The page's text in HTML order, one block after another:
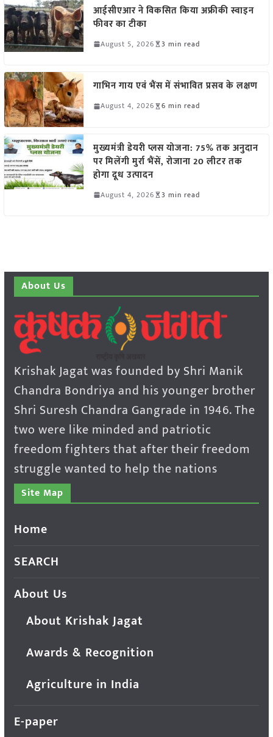
आईसीएआर ने विकसित किया अफ्रीकी स्वाइन
फीवर का टीका
August 5, 2026 3 min read
गाभिन गाय एवं भैंस में संभावित प्रसव के लक्षण
August 4, 2026 6 min read
मुख्यमंत्री डेयरी प्लस योजना: 75% तक अनुदान
पर मिलेंगी मुर्रा भैंसें, रोजाना 20 लीटर तक
होगा दूध उत्पादन
August 4, 2026 3 min read
About Us
Krishak Jagat was founded by Shri Manik
Chandra Bondriya and his younger brother
Shri Suresh Chandra Gangrade in 1946. The
two were like minded and patriotic
freedom fighters that after their freedom
struggle wanted to help the nations
Site Map
Home
SEARCH
About Us
About Krishak Jagat
Awards & Recognition
Agriculture in India
E-paper